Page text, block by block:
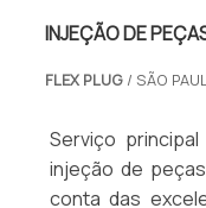
INJEÇÃO DE
FLEX PLUG/ SÃO
Serviço
injeção de
conta das